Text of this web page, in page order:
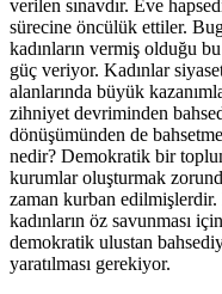
verilen sınavdır. Eve
sürecine öncülük ettiler.
kadınların vermiş olduğu
güç veriyor. Kadınlar
alanlarında büyük
zihniyet devriminden
dönüşümünden de
nedir? Demokratik bir
kurumlar oluşturmak
zaman kurban edilmişlerdir.
kadınların öz savunması
demokratik ulustan
yaratılması gerekiyor.